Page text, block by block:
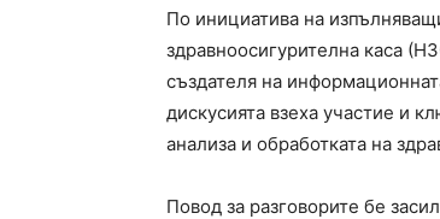
По инициатива на
здравноосигурителна каса
създателя на
дискусията взеха участие и
анализа и обработката на
Повод за разговорите бе